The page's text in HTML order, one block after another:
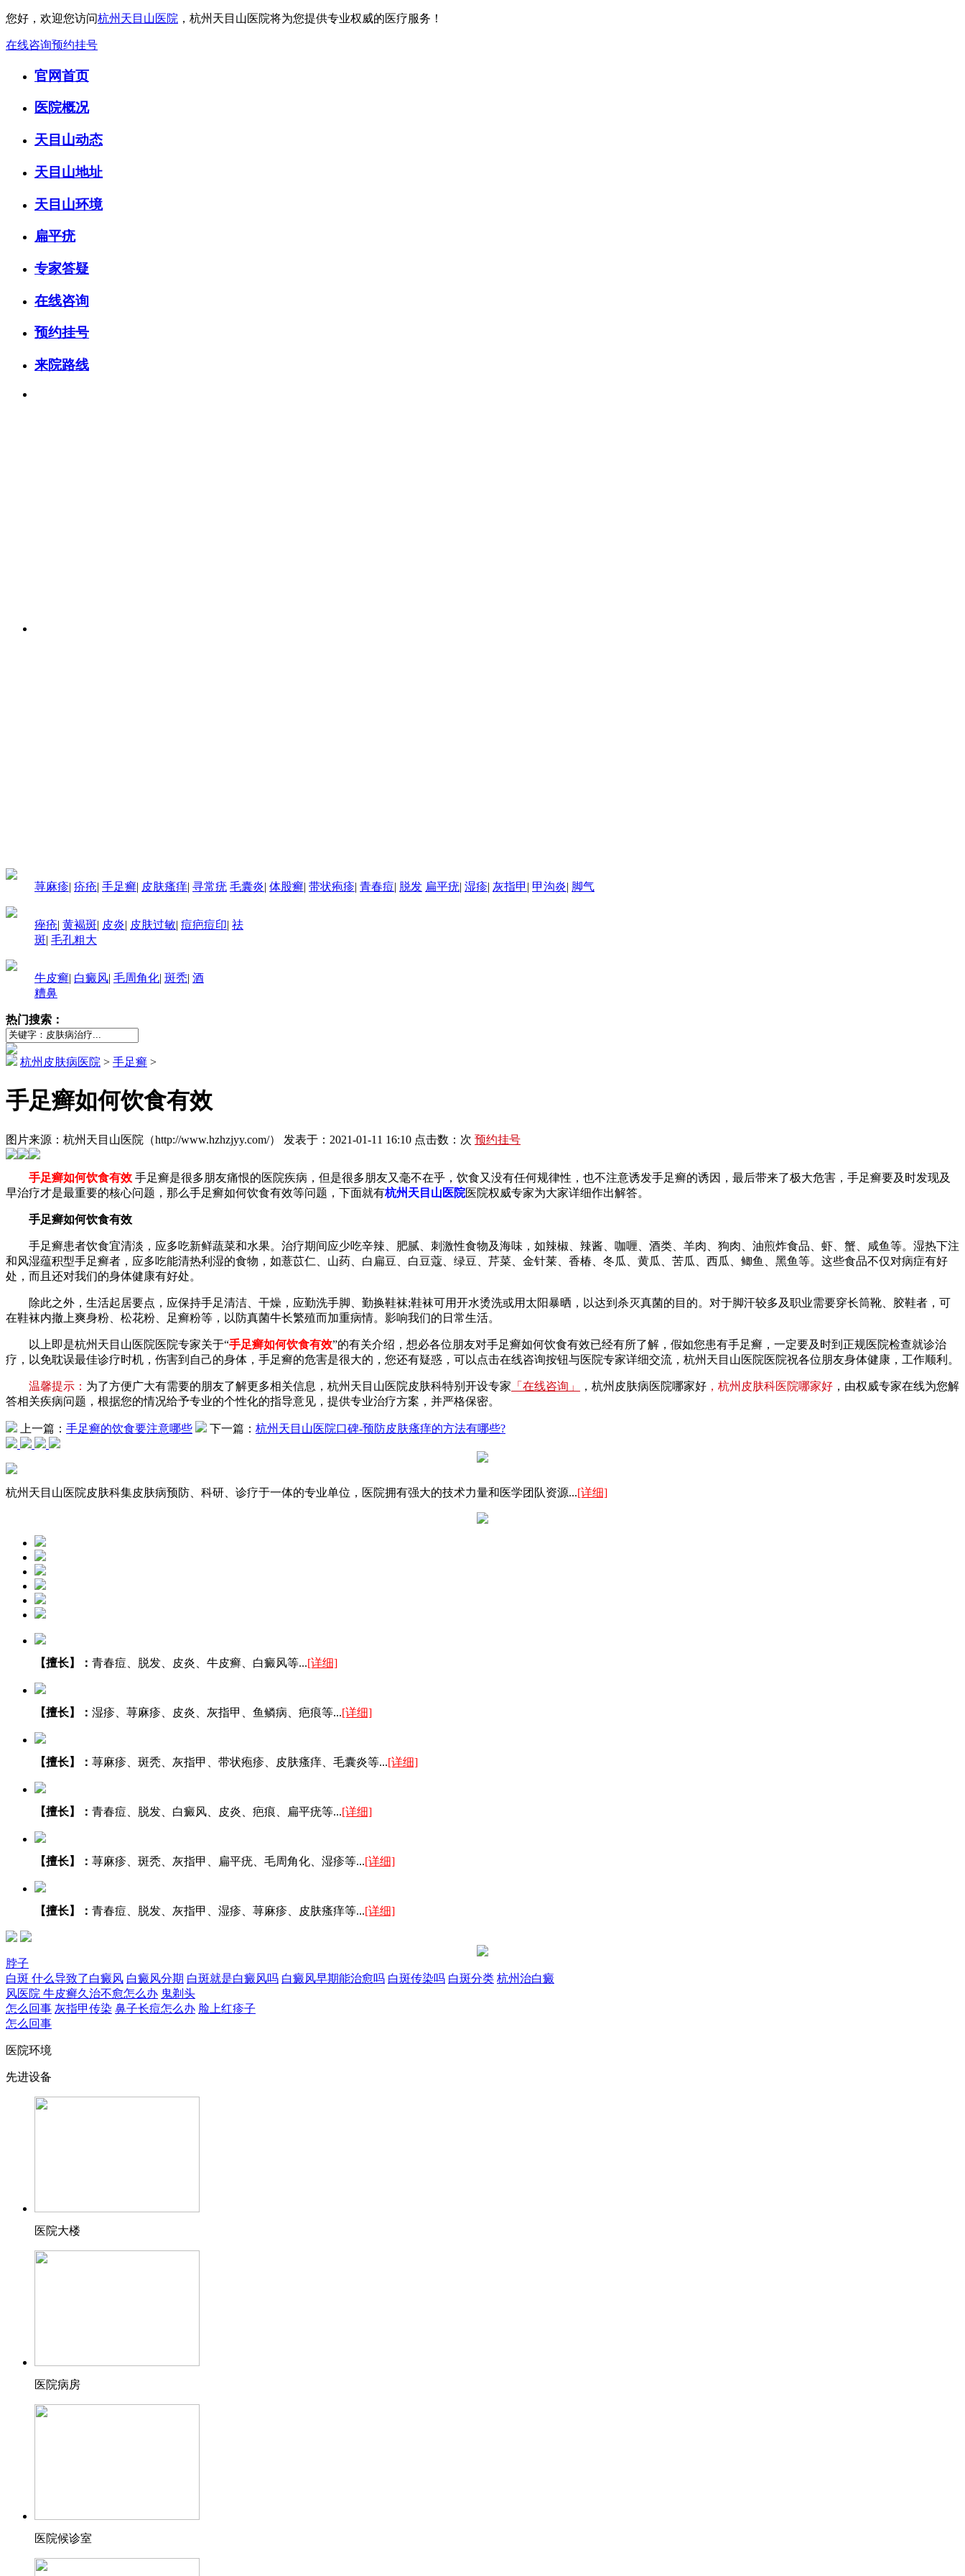
您好，欢迎您访问杭州天目山医院 ，杭州天目山医院将为您提供专业权威的医疗服务！
在线咨询预约挂号
官网首页
医院概况
天目山动态
天目山地址
天目山环境
扁平疣
专家答疑
在线咨询
预约挂号
来院路线
荨麻疹| 疥疮| 手足癣| 皮肤瘙痒| 寻常疣 毛囊炎| 体股癣| 带状疱疹| 青春痘| 脱发 扁平疣| 湿疹| 灰指甲 | 甲沟炎| 脚气
痤疮| 黄褐斑| 皮炎| 皮肤过敏| 痘疤痘印| 祛
斑| 毛孔粗大
牛皮癣| 白癜风| 毛周角化| 斑秃| 酒
糟鼻
热门搜索：
杭州皮肤病医院 > 手足癣 >
手足癣如何饮食有效
图片来源：杭州天目山医院（http://www.hzhzjyy.com/） 发表于：2021-01-11 16:10 点击数： 次 预约挂号
手足癣如何饮食有效 手足癣是很多朋友痛恨的医院疾病，但是很多朋友又毫不在乎，饮食又没有任何规律性，也不注意诱发手足癣的诱因，最后带来了极大危害，手足癣要及时发现及
早治疗才是最重要的核心问题，那么手足癣如何饮食有效等问题，下面就有杭州天目山医院医院权威专家为大家详细作出解答。
手足癣如何饮食有效
手足癣患者饮食宜清淡，应多吃新鲜蔬菜和水果。治疗期间应少吃辛辣、肥腻、刺激性食物及海味，如辣椒、辣酱、咖喱、酒类、羊肉、狗肉、油煎炸食品、虾、蟹、咸鱼等。湿热下注
和风湿蕴积型手足癣者，应多吃能清热利湿的食物，如薏苡仁、山药、白扁豆、白豆蔻、绿豆、芹菜、金针莱、香椿、冬瓜、黄瓜、苦瓜、西瓜、鲫鱼、黑鱼等。这些食品不仅对病症有好
处，而且还对我们的身体健康有好处。
除此之外，生活起居要点，应保持手足清洁、干燥，应勤洗手脚、勤换鞋袜;鞋袜可用开水烫洗或用太阳暴晒，以达到杀灭真菌的目的。对于脚汗较多及职业需要穿长筒靴、胶鞋者，可
在鞋袜内撤上爽身粉、松花粉、足癣粉等，以防真菌牛长繁殖而加重病情。影响我们的日常生活。
以上即是杭州天目山医院医院专家关于“手足癣如何饮食有效”的有关介绍，想必各位朋友对手足癣如何饮食有效已经有所了解，假如您患有手足癣，一定要及时到正规医院检查就诊治
疗，以免耽误最佳诊疗时机，伤害到自己的身体，手足癣的危害是很大的，您还有疑惑，可以点击在线咨询按钮与医院专家详细交流，杭州天目山医院医院祝各位朋友身体健康，工作顺利。
温馨提示： 为了方便广大有需要的朋友了解更多相关信息，杭州天目山医院皮肤科特别开设专家 「在线咨询」 ，杭州皮肤病医院哪家好 ，杭州皮肤科医院哪家好 ，由权威专家在线为您解
答相关疾病问题，根据您的情况给予专业的个性化的指导意见，提供专业治疗方案，并严格保密。
上一篇： 手足癣的饮食要注意哪些 下一篇： 杭州天目山医院口碑-预防皮肤瘙痒的方法有哪些?
杭州天目山医院皮肤科集皮肤病预防、科研、诊疗于一体的专业单位，医院拥有强大的技术力量和医学团队资源...[详细]
【擅长】： 青春痘、脱发、皮炎、牛皮癣、白癜风等...[详细]
【擅长】： 湿疹、荨麻疹、皮炎、灰指甲、鱼鳞病、疤痕等...[详细]
【擅长】： 荨麻疹、斑秃、灰指甲、带状疱疹、皮肤瘙痒、毛囊炎等...[详细]
【擅长】： 青春痘、脱发、白癜风、皮炎、疤痕、扁平疣等...[详细]
【擅长】： 荨麻疹、斑秃、灰指甲、扁平疣、毛周角化、湿疹等...[详细]
【擅长】： 青春痘、脱发、灰指甲、湿疹、荨麻疹、皮肤瘙痒等...[详细]
脖子
白斑 什么导致了白癜风 白癜风分期 白斑就是白癜风吗 白癜风早期能治愈吗 白斑传染吗 白斑分类 杭州治白癜
风医院 牛皮癣久治不愈怎么办 鬼剃头
怎么回事 灰指甲传染 鼻子长痘怎么办 脸上红疹子
怎么回事
医院环境
先进设备
医院大楼
医院病房
医院候诊室